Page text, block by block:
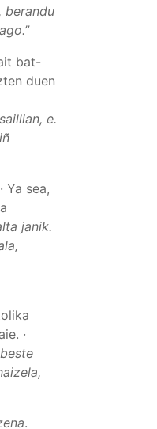
berandu
”
bat-
duen
e.
Ya sea,
janik.
·
.